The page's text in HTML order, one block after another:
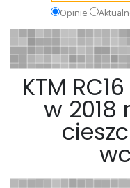
Opinie
KTM
w 2018